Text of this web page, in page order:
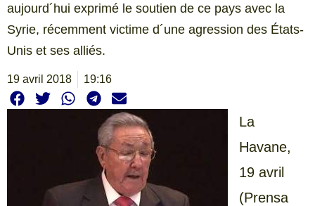
aujourd´hui exprimé le soutien de ce pays avec la
Syrie, récemment victime d´une agression des États-
Unis et ses alliés.
19 avril 2018 19:16
La
Havane,
19 avril
(Prensa